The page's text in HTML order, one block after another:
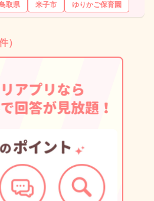
取県 米子市 ゆりかご保育園
）